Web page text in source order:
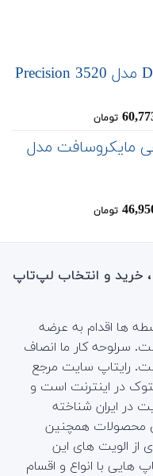
تومان
13 اینچی مایکروسافت مدل
تومان
، خرید و انتخاب لپ‌تاپ
ها اقدام به عرضه
سرلوحه کار ما انصاف
رایتاپ سایت مرجع
در اینترنت است و
فعالیت در ایران شناخته
محصولات همچنین
الویت های این
هایی با انواع و اقسام